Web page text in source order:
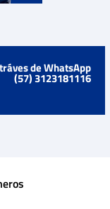
de WhatsApp
(57) 3123181116